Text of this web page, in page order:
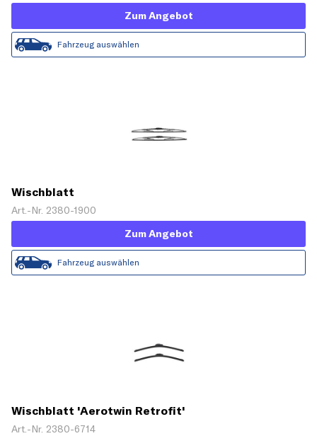
Zum Angebot
Fahrzeug auswählen
Wischblatt
Art.-Nr. 2380-1900
Zum Angebot
Fahrzeug auswählen
Wischblatt 'Aerotwin Retrofit'
Art.-Nr. 2380-6714